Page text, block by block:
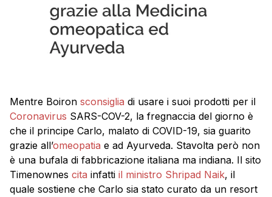
Mentre Boiron sconsiglia di usare i suoi prodotti per il
Coronavirus SARS-COV-2, la fregnaccia del giorno è
che il principe Carlo, malato di COVID-19, sia guarito
grazie all’omeopatia e ad Ayurveda. Stavolta però non
è una bufala di fabbricazione italiana ma indiana. Il sito
Timenownes cita infatti il ministro Shripad Naik, il
quale sostiene che Carlo sia stato curato da un resort